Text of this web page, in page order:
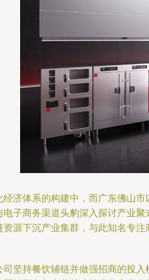
济体系的构建中，而广东佛山
子商务渠道头豹深入探讨产业
资源下沉产业集群，与此知名专
坚持餐饮辅链并做强招商的投